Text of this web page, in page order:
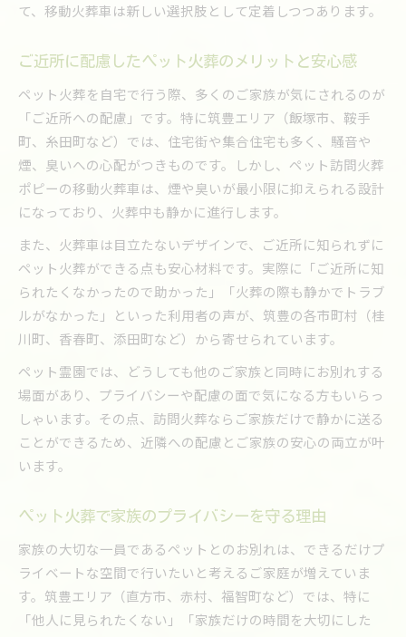
て、移動火葬車は新しい選択肢として定着しつつあります。
ご近所に配慮したペット火葬のメリットと安心感
ペット火葬を自宅で行う際、多くのご家族が気にされるのが
「ご近所への配慮」です。特に筑豊エリア（飯塚市、鞍手
町、糸田町など）では、住宅街や集合住宅も多く、騒音や
煙、臭いへの心配がつきものです。しかし、ペット訪問火葬
ポピーの移動火葬車は、煙や臭いが最小限に抑えられる設計
になっており、火葬中も静かに進行します。
また、火葬車は目立たないデザインで、ご近所に知られずに
ペット火葬ができる点も安心材料です。実際に「ご近所に知
られたくなかったので助かった」「火葬の際も静かでトラブ
ルがなかった」といった利用者の声が、筑豊の各市町村（桂
川町、香春町、添田町など）から寄せられています。
ペット霊園では、どうしても他のご家族と同時にお別れする
場面があり、プライバシーや配慮の面で気になる方もいらっ
しゃいます。その点、訪問火葬ならご家族だけで静かに送る
ことができるため、近隣への配慮とご家族の安心の両立が叶
います。
ペット火葬で家族のプライバシーを守る理由
家族の大切な一員であるペットとのお別れは、できるだけプ
ライベートな空間で行いたいと考えるご家庭が増えていま
す。筑豊エリア（直方市、赤村、福智町など）では、特に
「他人に見られたくない」「家族だけの時間を大切にした